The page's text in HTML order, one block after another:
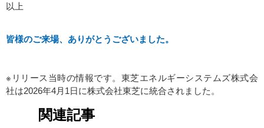
以上
皆様のご来場、ありがとうございました。
※リリース当時の情報です。東芝エネルギーシステムズ株式会
社は2026年4月1日に株式会社東芝に統合されました。
関連記事